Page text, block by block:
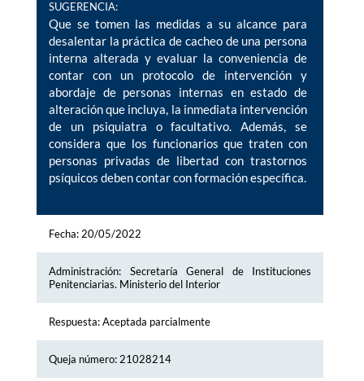
SUGERENCIA:
Que se tomen las medidas a su alcance para
desalentar la práctica de cacheo de una persona
interna alterada y evaluar la conveniencia de
contar con un protocolo de intervención y
abordaje de personas internas en estado de
alteración que incluya, la inmediata intervención
de un psiquiatra o facultativo. Además, se
considera que los funcionarios que traten con
personas privadas de libertad con trastornos
psíquicos deben contar con formación específica.
Fecha: 20/05/2022
Administración: Secretaría General de Instituciones
Penitenciarias. Ministerio del Interior
Respuesta: Aceptada parcialmente
Queja número: 21028214